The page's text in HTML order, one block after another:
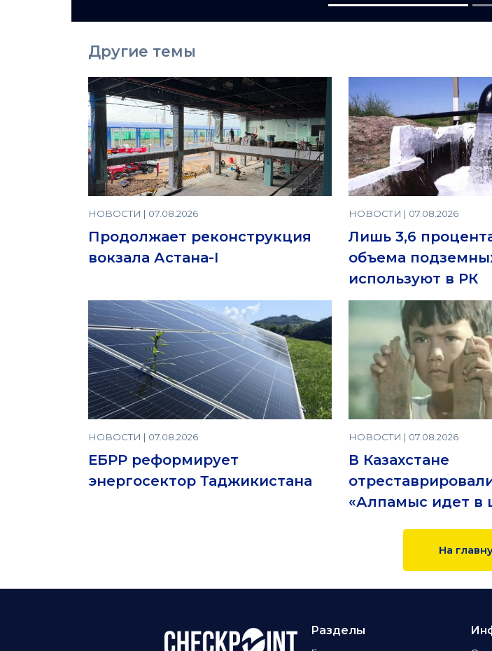
Другие темы
НОВОСТИ | 07.08.2026
Продолжает реконструкция
вокзала Астана-I
НОВОСТИ | 07.08.2026
Лишь 3,6
объема
используют в РК
НОВОСТИ | 07.08.2026
ЕБРР реформирует
энергосектор Таджикистана
НОВОСТИ | 07.08.2026
В Казахстане
«Алпамыс идет в
На
Разделы